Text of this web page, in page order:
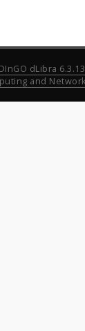
DInGO dLibra 6.3.13
and